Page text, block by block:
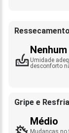
Umidade
desconforto
Gripe e
Médio
Mudanças no